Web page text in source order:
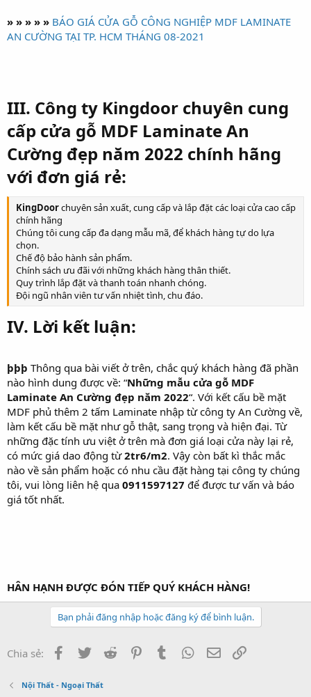
» » » » » BÁO GIÁ CỬA GỖ CÔNG NGHIỆP MDF LAMINATE
AN CƯỜNG TẠI TP. HCM THÁNG 08-2021
III. Công ty Kingdoor chuyên cung
cấp cửa gỗ MDF Laminate An
Cường đẹp năm 2022 chính hãng
với đơn giá rẻ:
KingDoorchuyên sản xuất, cung cấp và lắp đặt các loại cửa cao cấp
chính hãng
Chúng tôi cung cấp đa dạng mẫu mã, để khách hàng tự do lựa
chọn.
Chế độ bảo hành sản phẩm.
Chính sách ưu đãi với những khách hàng thân thiết.
Quy trình lắp đặt và thanh toán nhanh chóng.
Đội ngũ nhân viên tư vấn nhiệt tình, chu đáo.
IV. Lời kết luận:
þþþ Thông qua bài viết ở trên, chắc quý khách hàng đã phần
nào hình dung được về: “Những mẫu cửa gỗ MDF
Laminate An Cường đẹp năm 2022“. Với kết cấu bề mặt
MDF phủ thêm 2 tấm Laminate nhập từ công ty An Cường về,
làm kết cấu bề mặt như gỗ thật, sang trọng và hiện đại. Từ
những đặc tính ưu việt ở trên mà đơn giá loại cửa này lại rẻ,
có mức giá dao động từ2tr6/m2. Vậy còn bất kì thắc mắc
nào về sản phẩm hoặc có nhu cầu đặt hàng tại công ty chúng
tôi, vui lòng liên hệ qua 0911597127 để được tư vấn và báo
giá tốt nhất.
HÂN HẠNH ĐƯỢC ĐÓN TIẾP QUÝ KHÁCH HÀNG!
Bạn phải đăng nhập hoặc đăng ký để bình luận.
Chia sẻ: Facebook
Twitter Reddit PinterestTumblr WhatsApp
Email
Nội Thất - Ngoại Thất